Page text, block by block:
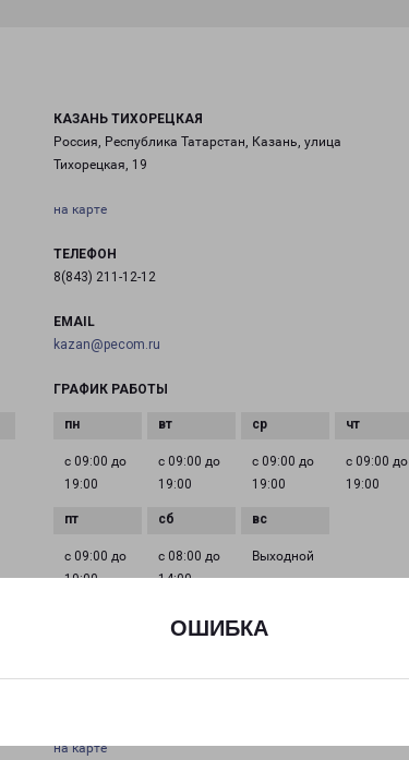
ОШИБКА
КАЗАНЬ ТИХОРЕЦКАЯ
Россия, Республика Татарстан, Казань, улица
Тихорецкая, 19
на карте
ТЕЛЕФОН
8(843) 211-12-12
EMAIL
kazan@pecom.ru
ГРАФИК РАБОТЫ
с 09:00 до
19:00
с 09:00 до
19:00
с 09:00 до
19:00
с 09:00 до
19:00
с 09:00 до
19:00
с 08:00 до
14:00
Выходной
Россия, Татарстан республика, город Казань, Ново-
на карте